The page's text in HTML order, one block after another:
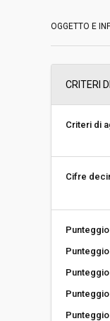
Data
OGGETTO E
CRITERI
Criteri di
Cifre